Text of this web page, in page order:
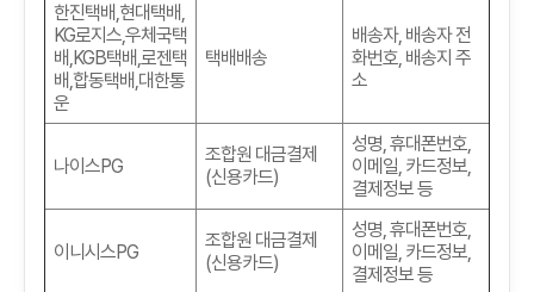
한진택배,현대택배,
KG로지스,우체국택
배,KGB택배,로젠택
배,합동택배,대한통
운
택배배송
배송자, 배송자 전
화번호, 배송지 주
소
나이스PG
조합원 대금결제
(신용카드)
성명,휴대폰번호,
이메일, 카드정보,
결제정보 등
이니시스PG
조합원 대금결제
(신용카드)
성명,휴대폰번호,
이메일, 카드정보,
결제정보 등